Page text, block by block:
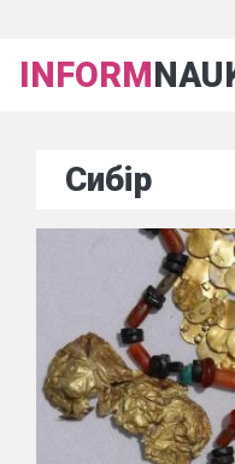
INFORM
Сибір